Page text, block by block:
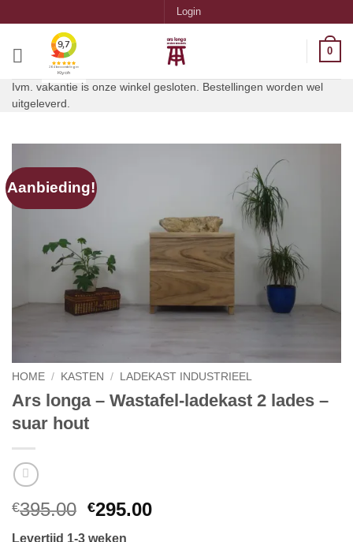
inhoud
Login
0
Ivm. vakantie is onze winkel gesloten. Bestellingen worden wel
uitgeleverd.
Aanbieding!
HOME / KASTEN / LADEKAST INDUSTRIEEL
Ars longa – Wastafel-ladekast 2 lades –
suar hout
€395.00 Oorspronkelijke
€295.00Huidige
Levertijd 1-3 weken